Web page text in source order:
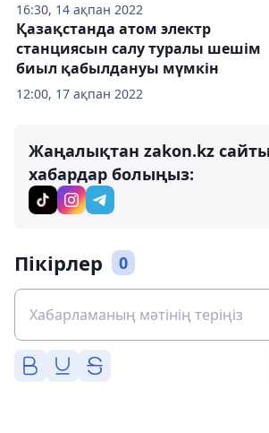
16:30, 14 ақпан 2022
12:00, 17 ақпан 2022
Қазақстанда атом электр
станциясын салу туралы шешім
биыл қабылдануы мүмкін
Жаңалықтан zakon.kz
хабардар болыңыз:
Пікірлер 0